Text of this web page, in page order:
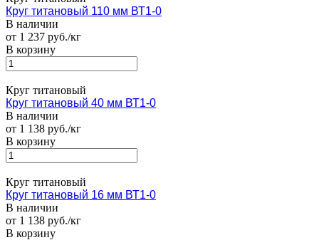
Круг титановый 110 мм ВТ1-0
В наличии
от 1 237 руб./кг
В корзину
Круг титановый
Круг титановый 40 мм ВТ1-0
В наличии
от 1 138 руб./кг
В корзину
Круг титановый
Круг титановый 16 мм ВТ1-0
В наличии
от 1 138 руб./кг
В корзину